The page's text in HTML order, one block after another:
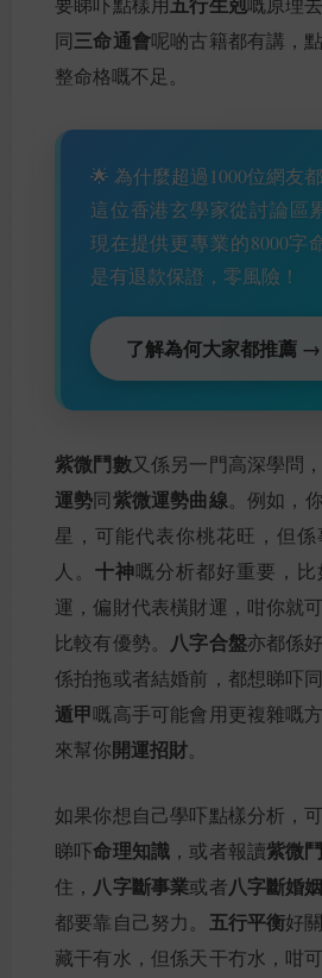
同三命通會呢啲古籍都有講，
整命格嘅不足。
🌟 為什麼超過1000位網友
這位香港玄學家從討論區
現在提供更專業的8000字
是有退款保證，零風險！
了解為何大家都推薦 →
紫微鬥數又係另一門高深學問
運勢同紫微運勢曲線。例如，
星，可能代表你桃花旺，但
人。 十神嘅分析都好重要，
運，偏財代表橫財運，咁你就
比較有優勢。 八字合盤亦都係
係拍拖或者結婚前，都想睇吓同
遁甲嘅高手可能會用更複雜嘅
來幫你開運招財。
如果你想自己學吓點樣分析，
睇吓命理知識 ，或者報讀紫微
住， 八字斷事業或者八字斷婚姻
都要靠自己努力。 五行平衡好
藏干有水，但係天干冇水，咁